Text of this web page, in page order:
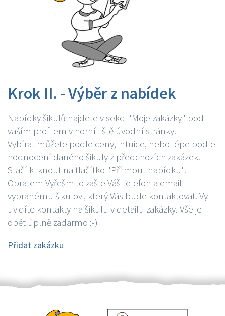
Krok II. - Výběr z nabídek
Nabídky šikulů najdete v sekci "Moje zakázky" pod
vaším profilem v horní liště úvodní stránky.
Vybírat můžete podle ceny, intuice, nebo lépe podle
hodnocení daného šikuly z předchozích zakázek.
Stačí kliknout na tlačítko "Příjmout nabídku".
Obratem Vyřešmito zašle Váš telefon a email
vybranému šikulovi, který Vás bude kontaktovat. Vy
uvidíte kontakty na šikulu v detailu zakázky. Vše je
opět úplně zadarmo :-)
Přidat zakázku